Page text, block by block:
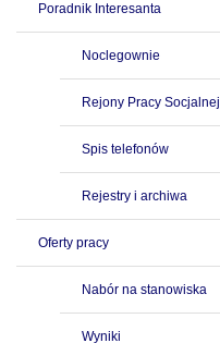
Poradnik Interesanta
Noclegownie
Rejony Pracy Socjalnej
Spis telefonów
Rejestry i archiwa
Oferty pracy
Nabór na stanowiska
Wyniki